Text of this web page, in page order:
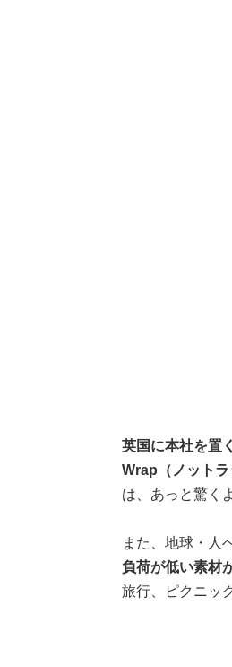
英国に本社を置
Wrap（ノットラ
は、あっと驚く
また、地球・人
負荷が低い素材
旅行、ピクニッ